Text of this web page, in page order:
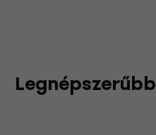
Legnépszerűbb